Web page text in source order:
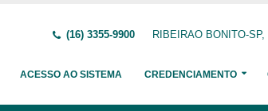
(16) 3355-9900 RIBEIRAO BONITO-
ACESSO AO SISTEMA CREDENCIAMENTO